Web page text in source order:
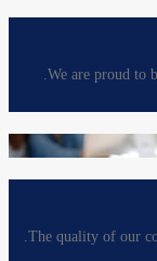
We are proud to
The quality of our